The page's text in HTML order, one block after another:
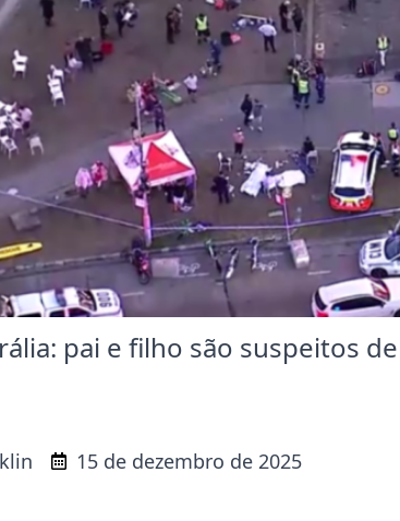
pai e filho são suspeitos
15 de dezembro de 2025